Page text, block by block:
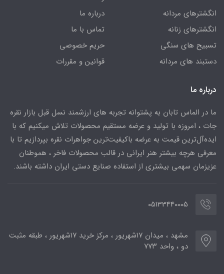
انگشترهای مردانه
انگشترهای زنانه
تسبیح های سنگی
دستبند های مردانه
درباره ما
تماس با ما
حریم خصوصی
قوانین و مقررات
درباره ما
ما در الماس تابان به پشتوانه تجربه های ارزشمند نسل قبل بازار نقره
جات ، امروزه با تولید و عرضه مستقیم محصولات تلاش میکنیم که با
ایده‌آل‌ترین قیمت به عرضه باکیفیت‌ترین جواهرات نقره بپردازیم تا با
معرفی هرچه بیشتر هنر ایرانی در قالب محصولات فاخر ، هموطنان
عزیزمان سهمی بیشتری از استفاده صنایع دستی ایران داشته باشند.
05133440005
مشهد ، میدان ۱۷شهریور ، مرکز خرید ۱۷شهریور ، طبقه مثبت
دو ، واحد ۷۷۳